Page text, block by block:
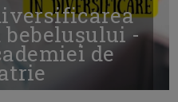
-
de